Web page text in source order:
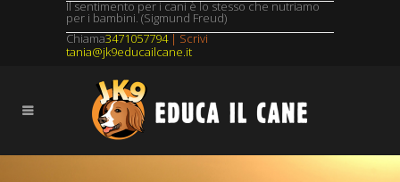
Il sentimento per i cani è lo stesso che nutriamo
per i bambini. (Sigmund Freud)
Chiama3471057794| Scrivi
tania@jk9educailcane.it